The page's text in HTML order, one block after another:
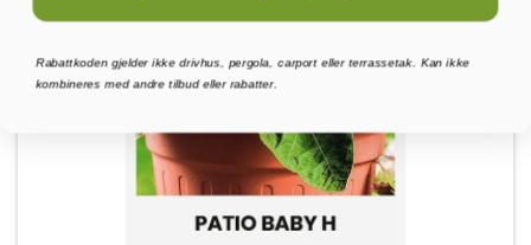
Rabattkoden gjelder ikke drivhus, pergola, carport eller terrassetak. Kan ikke
kombineres med andre tilbud eller rabatter.